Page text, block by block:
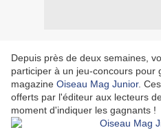
Depuis près de deux semaines,
participer à un jeu-concours pour
magazine Oiseau Mag Junior.
offerts par l'éditeur aux lecteurs
moment d'indiquer les gagnants !